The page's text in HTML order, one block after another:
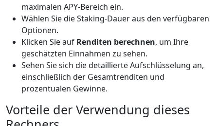
maximalen APY-Bereich ein.
Wählen Sie die Staking-Dauer aus den verfügbaren
Optionen.
Klicken Sie auf Renditen berechnen, um Ihre
geschätzten Einnahmen zu sehen.
Sehen Sie sich die detaillierte Aufschlüsselung an,
einschließlich der Gesamtrenditen und
prozentualen Gewinne.
Vorteile der Verwendung dieses